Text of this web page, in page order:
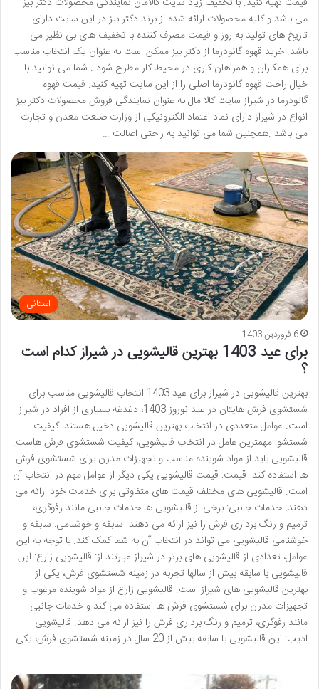
می باشد و کلیه محصولات ارائه شده از برند دکتر بیز در این سایت دارای
تاریخ های تولید به روز و قیمت مصرف کننده با تخفیف های بی نظیر می
باشد. خرید قهوه گانودرما از دکتر بیز ممکن است به عنوان یک انتخاب مناسب
برای همکاران و همراهان کاری در محیط کار مطرح شود . شما می توانید با
خیال راحت قهوه گانودرما اصلی را از این سایت تهیه کنید. قیمت قهوه
گانودرما در شیراز سایت کالا مال به عنوان نمایندگی فروش محصولات دکتر بیز
انواع در شیراز دارای نماد اعتماد الکترونیکی از وزارت صنعت معدن و تجارت
می باشد .همچنین شما می توانید به راحتی اصالت …
استانی
6 فروردین 1403
برای عید 1403 بهترین قالیشویی در شیراز کدام است
؟
بهترین قالیشویی در شیراز برای عید 1403 انتخاب قالیشویی مناسب برای
شستشوی فرش هایتان در عید نوروز 1403، دغدغه بسیاری از افراد در شیراز
است. عوامل متعددی در انتخاب بهترین قالیشویی دخیل هستند: کیفیت
شستشو: مهمترین عامل در انتخاب قالیشویی، کیفیت شستشوی فرش هاست.
قالیشویی باید از مواد شوینده مناسب و تجهیزات مدرن برای شستشوی فرش
ها استفاده کند. قیمت: قیمت قالیشویی یکی دیگر از عوامل مهم در انتخاب آن
است. قالیشویی های مختلف قیمت های متفاوتی برای خدمات خود ارائه می
دهند. خدمات جانبی: برخی از قالیشویی ها خدمات جانبی مانند رفوگری،
ترمیم و رنگ برداری فرش را نیز ارائه می دهند. سابقه و خوشنامی: سابقه و
خوشنامی قالیشویی می تواند در انتخاب آن به شما کمک کند. با توجه به این
عوامل، تعدادی از قالیشویی های برتر در شیراز عبارتند از: قالیشویی زارع: این
قالیشویی با سابقه بیش از سالها تجربه در زمینه شستشوی فرش، یکی از
بهترین قالیشویی های شیراز است. قالیشویی زارع از مواد شوینده مرغوب و
تجهیزات مدرن برای شستشوی فرش ها استفاده می کند و خدمات جانبی
مانند رفوگری، ترمیم و رنگ برداری فرش را نیز ارائه می دهد. قالیشویی
ادیب: این قالیشویی با سابقه بیش از 20 سال در زمینه شستشوی فرش، یکی
…